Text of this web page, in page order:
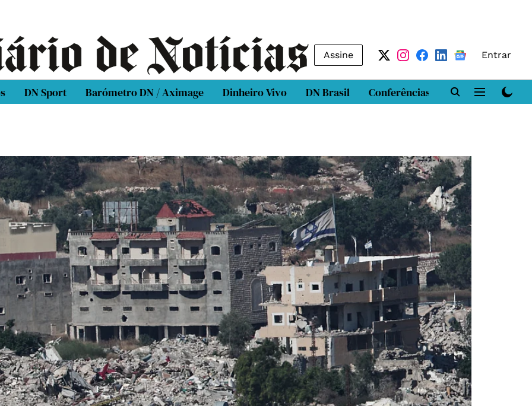
Assine Entrar
DN Sport Barómetro DN / Aximage Dinheiro Vivo DN Brasil Conferências DN LAB